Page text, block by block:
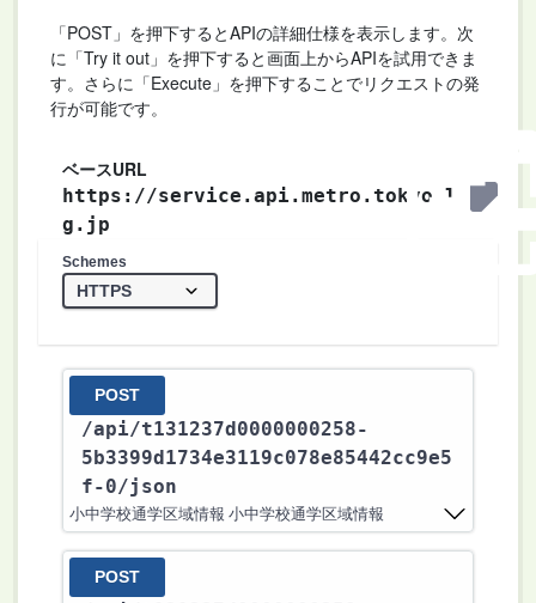
「POST」を押下するとAPIの詳細仕様を表示します。次
に「Try it out」を押下すると画面上からAPIを試用できま
す。さらに「Execute」を押下することでリクエストの発
行が可能です。
ベースURL
https://service.api.metro.tokyo.l
g.jp
Schemes
POST
/api/t131237d0000000258-
5b3399d1734e3119c078e85442cc9e5
f-0/json
小中学校通学区域情報 小中学校通学区域情報
POST